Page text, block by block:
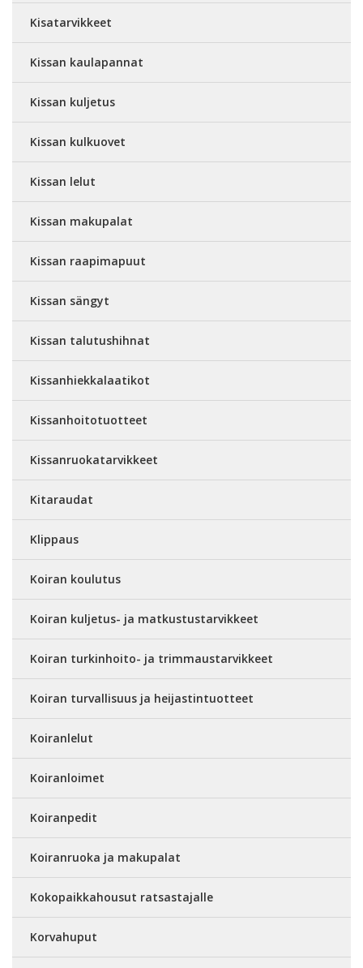
Kisatarvikkeet
Kissan kaulapannat
Kissan kuljetus
Kissan kulkuovet
Kissan lelut
Kissan makupalat
Kissan raapimapuut
Kissan sängyt
Kissan talutushihnat
Kissanhiekkalaatikot
Kissanhoitotuotteet
Kissanruokatarvikkeet
Kitaraudat
Klippaus
Koiran koulutus
Koiran kuljetus- ja matkustustarvikkeet
Koiran turkinhoito- ja trimmaustarvikkeet
Koiran turvallisuus ja heijastintuotteet
Koiranlelut
Koiranloimet
Koiranpedit
Koiranruoka ja makupalat
Kokopaikkahousut ratsastajalle
Korvahuput